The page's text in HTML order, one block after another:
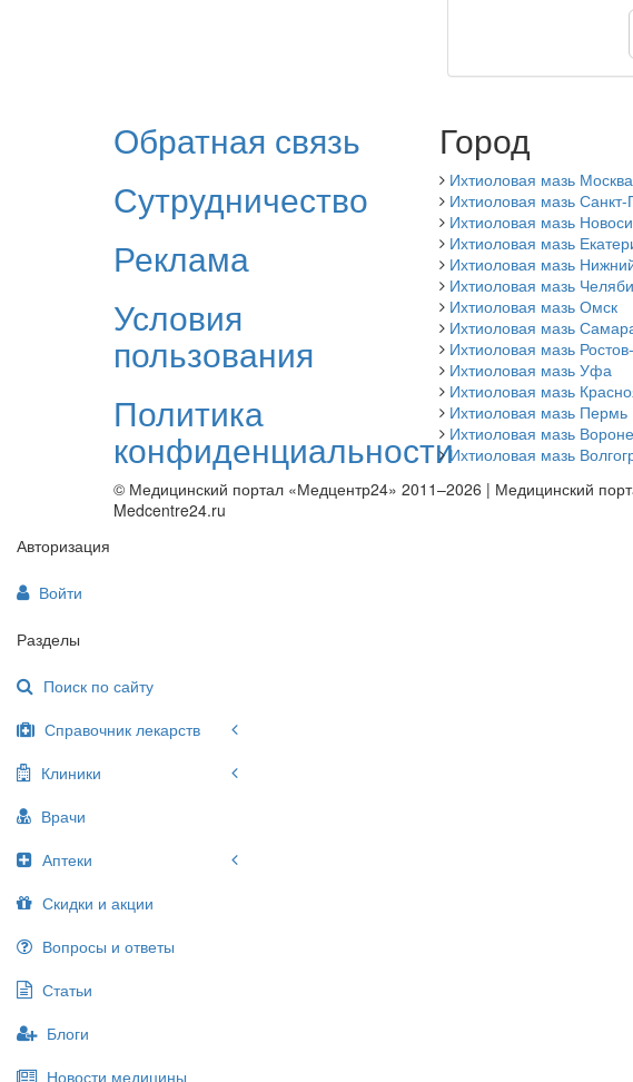
Обратная связь
Сутрудничество
Реклама
Условия
пользования
Политика
конфиденциальности
Город
Ихтиоловая мазь Москва
Ихтиоловая мазь Санкт-
Ихтиоловая мазь
Ихтиоловая мазь
Ихтиоловая мазь
Ихтиоловая мазь
Ихтиоловая мазь Омск
Ихтиоловая мазь
Ихтиоловая мазь
Ихтиоловая мазь Уфа
Ихтиоловая мазь
Ихтиоловая мазь Пермь
Ихтиоловая мазь
Ихтиоловая мазь
© Медицинский портал «Медцентр24» 2011–2026 | Медицинский
Medcentre24.ru
Авторизация
Войти
Разделы
Поиск по сайту
Справочник лекарств
Клиники
Врачи
Аптеки
Скидки и акции
Вопросы и ответы
Статьи
Блоги
Новости медицины